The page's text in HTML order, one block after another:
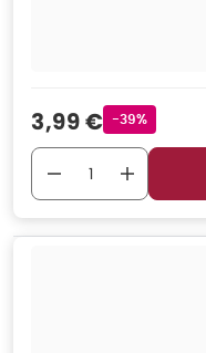
Verkaufspreis
3,99 €Rabattstempel
-39%